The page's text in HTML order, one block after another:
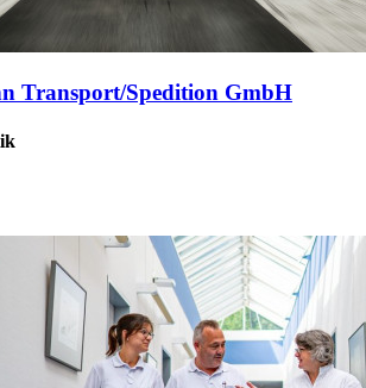
Transport/Spedition GmbH